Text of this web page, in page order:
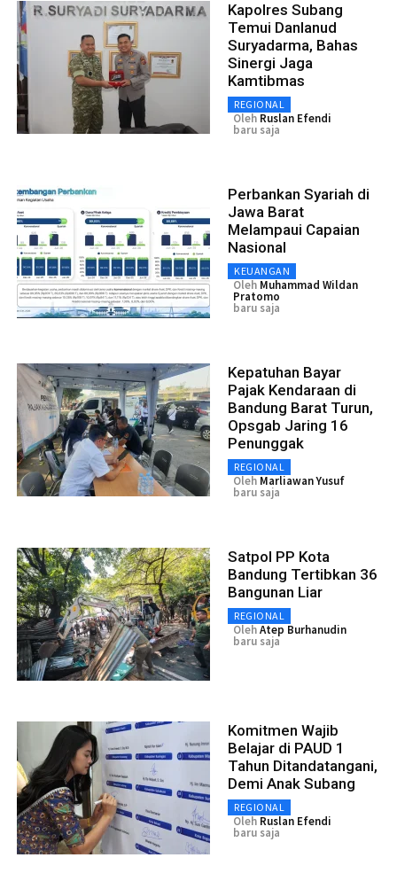
Kapolres Subang
Temui Danlanud
Suryadarma, Bahas
Sinergi Jaga
Kamtibmas
REGIONAL
Oleh Ruslan Efendi
baru saja
Perbankan Syariah di
Jawa Barat
Melampaui Capaian
Nasional
KEUANGAN
Oleh Muhammad Wildan
Pratomo
baru saja
Kepatuhan Bayar
Pajak Kendaraan di
Bandung Barat Turun,
Opsgab Jaring 16
Penunggak
REGIONAL
Oleh Marliawan Yusuf
baru saja
Satpol PP Kota
Bandung Tertibkan 36
Bangunan Liar
REGIONAL
OlehAtep Burhanudin
baru saja
Komitmen Wajib
Belajar di PAUD 1
Tahun Ditandatangani,
Demi Anak Subang
REGIONAL
Oleh Ruslan Efendi
baru saja